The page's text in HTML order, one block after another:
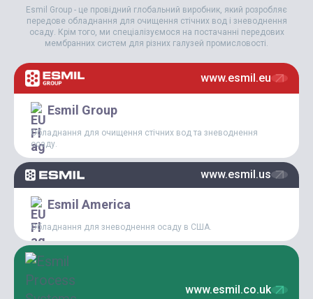
Ми раді повідомити, що на початку серпня був відкритий
новий офіс групи ESMIL — провідного світового виробника
обладнання для очищення стічних вод та зневоднення осаду.
Esmil Group - це провідний глобальний виробник, який розробляє
передове обладнання для очищення стічних вод і зневоднення
осаду. Крім того, ми спеціалізуємося на постачанні передових
мембранних систем для різних галузей промисловості.
www.esmil.eu
Esmil Group
Обладнання для очищення стічних вод та зневоднення
осаду.
www.esmil.us
Esmil America
Обладнання для зневоднення осаду в США.
www.esmil.co.uk